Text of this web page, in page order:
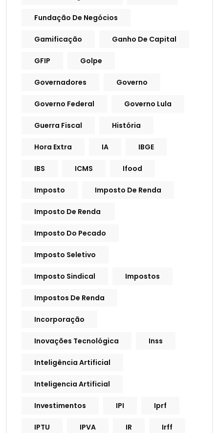
Fundação De Negócios
Gamificação Ganho De Capital
GFIP Golpe
Governadores Governo
Governo Federal Governo Lula
Guerra Fiscal História
Hora Extra IA IBGE
IBS ICMS Ifood
Imposto Imposto De Renda
Imposto De Renda
Imposto Do Pecado
Imposto Seletivo
Imposto Sindical Impostos
Impostos De Renda
Incorporação
Inovações Tecnológica Inss
Inteligência Artificial
Inteligencia Artificial
Investimentos IPI Iprf
IPTU IPVA IR Irff